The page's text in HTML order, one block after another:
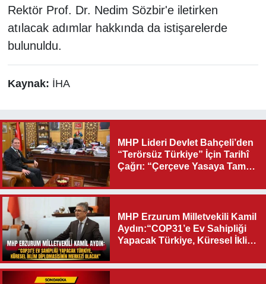
Rektör Prof. Dr. Nedim Sözbir'e iletirken
atılacak adımlar hakkında da istişarelerde
bulunuldu.
Kaynak: İHA
MHP Lideri Devlet Bahçeli’den
“Terörsüz Türkiye” İçin Tarihî
Çağrı: “Çerçeve Yasaya Tam
MHP Erzurum Milletvekili Kamil
Aydın:“COP31’e Ev Sahipliği
Yapacak Türkiye, Küresel İklim
Olacak"